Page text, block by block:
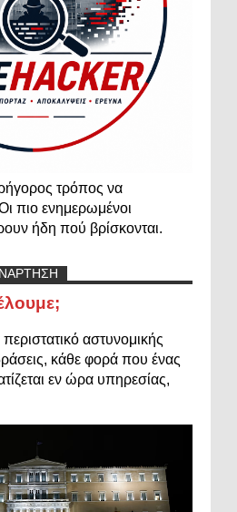
τρόπος να
πιο ενημερωμένοι
ήδη πού βρίσκονται.
αστυνομικής
κάθε φορά που ένας
εν ώρα υπηρεσίας,